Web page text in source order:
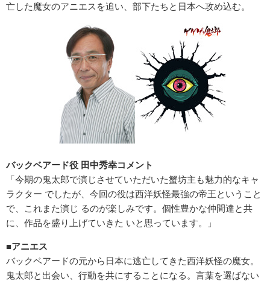
亡した魔女のアニエスを追い、部下たちと日本へ攻め込む。
バックベアード役 田中秀幸コメント
「今期の鬼太郎で演じさせていただいた蟹坊主も魅力的なキャ
ラクター でしたが、今回の役は西洋妖怪最強の帝王ということ
で、これまた演じ るのが楽しみです。個性豊かな仲間達と共
に、作品を盛り上げていきた いと思っています。」
■アニエス
バックベアードの元から日本に逃亡してきた西洋妖怪の魔女。
鬼太郎と出会い、行動を共にすることになる。言葉を選ばない